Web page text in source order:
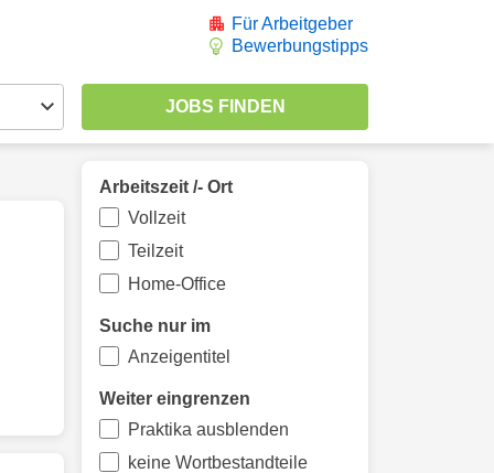
Für Arbeitgeber
Bewerbungstipps
Arbeitszeit /- Ort
Vollzeit
Teilzeit
Home-Office
Suche nur im
Anzeigentitel
Weiter eingrenzen
Praktika ausblenden
keine Wortbestandteile